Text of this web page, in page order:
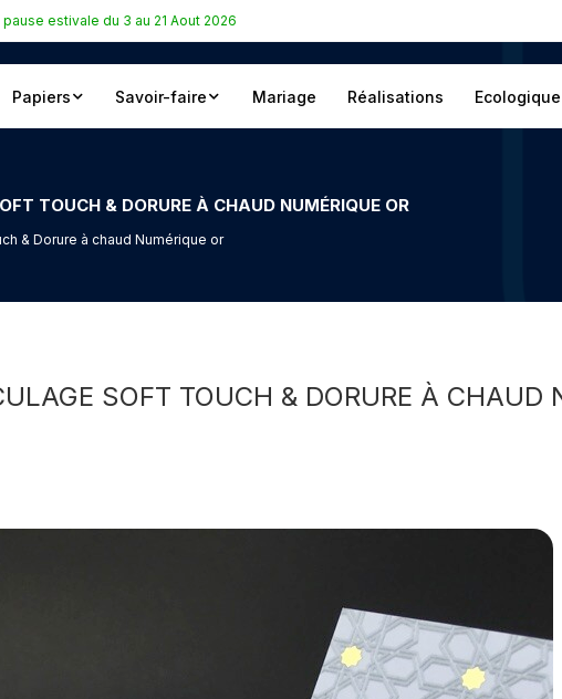
estivale du 3 au 21 Aout 2026
Papiers Savoir-faire Mariage Réalisations Ecologique
TOUCH & DORURE À CHAUD NUMÉRIQUE OR
& Dorure à chaud Numérique or
SOFT TOUCH & DORURE À CHAUD